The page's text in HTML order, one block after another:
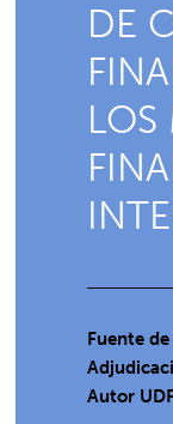
DE
LOS
Fuente
Autor